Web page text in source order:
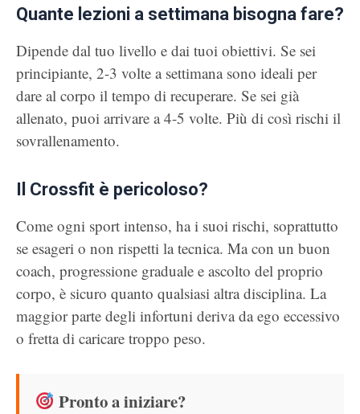
Quante lezioni a settimana bisogna fare?
Dipende dal tuo livello e dai tuoi obiettivi. Se sei
principiante, 2-3 volte a settimana sono ideali per
dare al corpo il tempo di recuperare. Se sei già
allenato, puoi arrivare a 4-5 volte. Più di così rischi il
sovrallenamento.
Il Crossfit è pericoloso?
Come ogni sport intenso, ha i suoi rischi, soprattutto
se esageri o non rispetti la tecnica. Ma con un buon
coach, progressione graduale e ascolto del proprio
corpo, è sicuro quanto qualsiasi altra disciplina. La
maggior parte degli infortuni deriva da ego eccessivo
o fretta di caricare troppo peso.
Pronto a iniziare?